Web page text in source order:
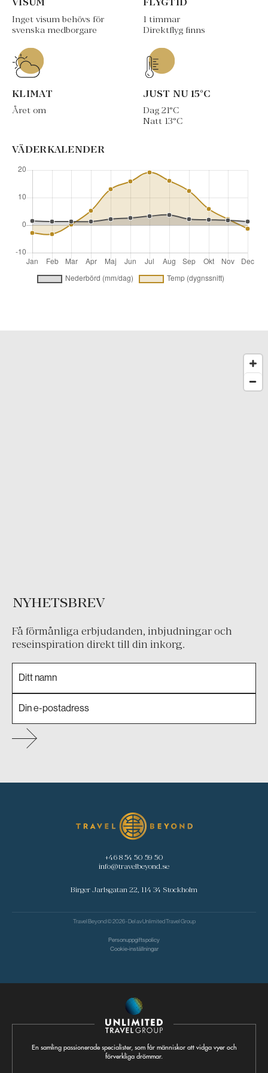
Inget visum behövs för
svenska medborgare
1 timmar
Direktflyg finns
KLIMAT
Året om
JUST NU 15°C
Dag 21°C
Natt 13°C
VÄDERKALENDER
NYHETSBREV
Få förmånliga erbjudanden, inbjudningar och
reseinspiration direkt till din inkorg.
+46 8 54 50 59 50
info@travelbeyond.se
Birger Jarlsgatan 22, 114 34 Stockholm
Travel Beyond © 2026 - Del avUnlimited Travel Group
Personuppgiftspolicy
Cookie-inställningar
En samling passionerade specialister, som får människor att vidga vyer och
förverkliga drömmar.